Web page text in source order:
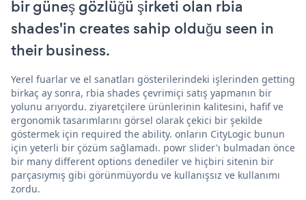
bir güneş gözlüğü şirketi olan rbia
shades'in creates sahip olduğu seen in
their business.
Yerel fuarlar ve el sanatları gösterilerindeki işlerinden getting
birkaç ay sonra, rbia shades çevrimiçi satış yapmanın bir
yolunu arıyordu. ziyaretçilere ürünlerinin kalitesini, hafif ve
ergonomik tasarımlarını görsel olarak çekici bir şekilde
göstermek için required the ability. onların CityLogic bunun
için yeterli bir çözüm sağlamadı. powr slider'ı bulmadan önce
bir many different options denediler ve hiçbiri sitenin bir
parçasıymış gibi görünmüyordu ve kullanışsız ve kullanımı
zordu.